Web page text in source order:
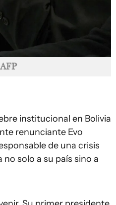
institucional en Bolivia
renunciante Evo
de una crisis
solo a su país sino a